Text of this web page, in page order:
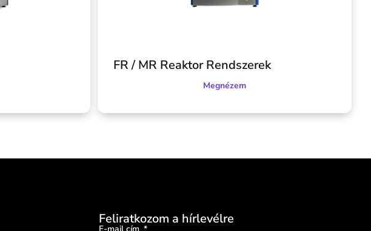
FR / MR Reaktor Rendszerek
Megnézem
Feliratkozom a hírlevélre